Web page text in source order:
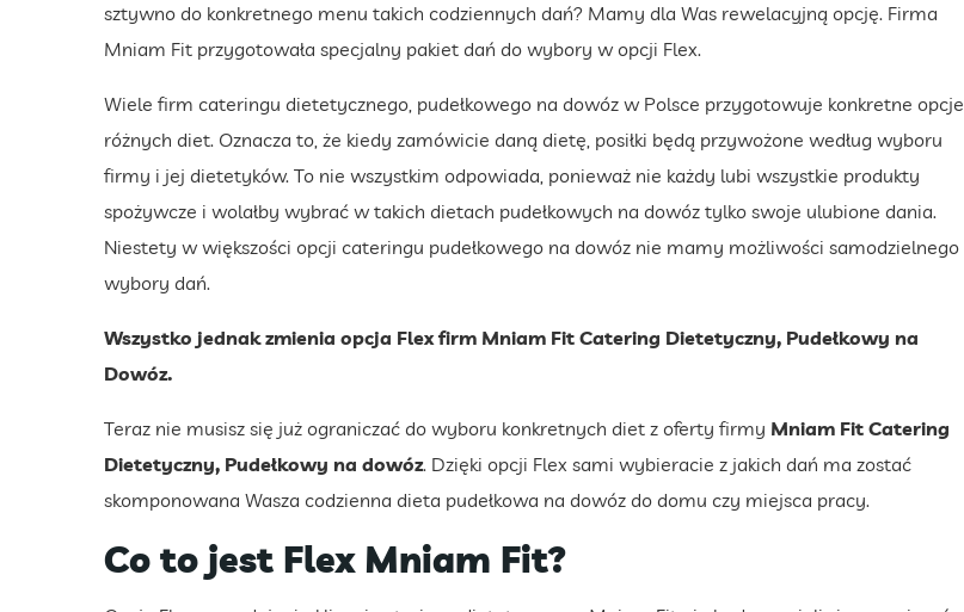
sztywno do konkretnego menu takich codziennych dań? Mamy dla Was rewelacyjną opcję. Firma
Mniam Fit przygotowała specjalny pakiet dań do wybory w opcji Flex.
Wiele firm cateringu dietetycznego, pudełkowego na dowóz w Polsce przygotowuje konkretne opcje
różnych diet. Oznacza to, że kiedy zamówicie daną dietę, posiłki będą przywożone według wyboru
firmy i jej dietetyków. To nie wszystkim odpowiada, ponieważ nie każdy lubi wszystkie produkty
spożywcze i wolałby wybrać w takich dietach pudełkowych na dowóz tylko swoje ulubione dania.
Niestety w większości opcji cateringu pudełkowego na dowóz nie mamy możliwości samodzielnego
wybory dań.
Wszystko jednak zmienia opcja Flex firm Mniam Fit Catering Dietetyczny, Pudełkowy na
Dowóz.
Teraz nie musisz się już ograniczać do wyboru konkretnych diet z oferty firmy Mniam Fit Catering
Dietetyczny, Pudełkowy na dowóz. Dzięki opcji Flex sami wybieracie z jakich dań ma zostać
skomponowana Wasza codzienna dieta pudełkowa na dowóz do domu czy miejsca pracy.
Co to jest Flex Mniam Fit?